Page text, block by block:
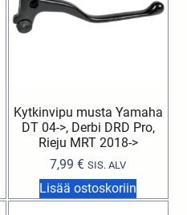
Kytkinvipu musta Yamaha
DT 04->, Derbi DRD Pro,
Rieju MRT 2018->
7,99€ SIS. ALV
Lisää ostoskoriin